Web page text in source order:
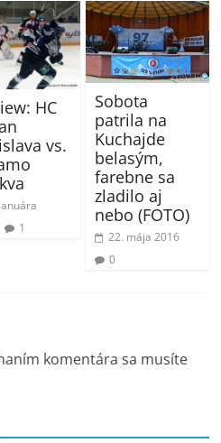
HC
vs.
1
Sobota
patrila na
Kuchajde
belasým,
farebne sa
zladilo aj
nebo (FOTO)
22. mája 2016
0
komentára sa musíte